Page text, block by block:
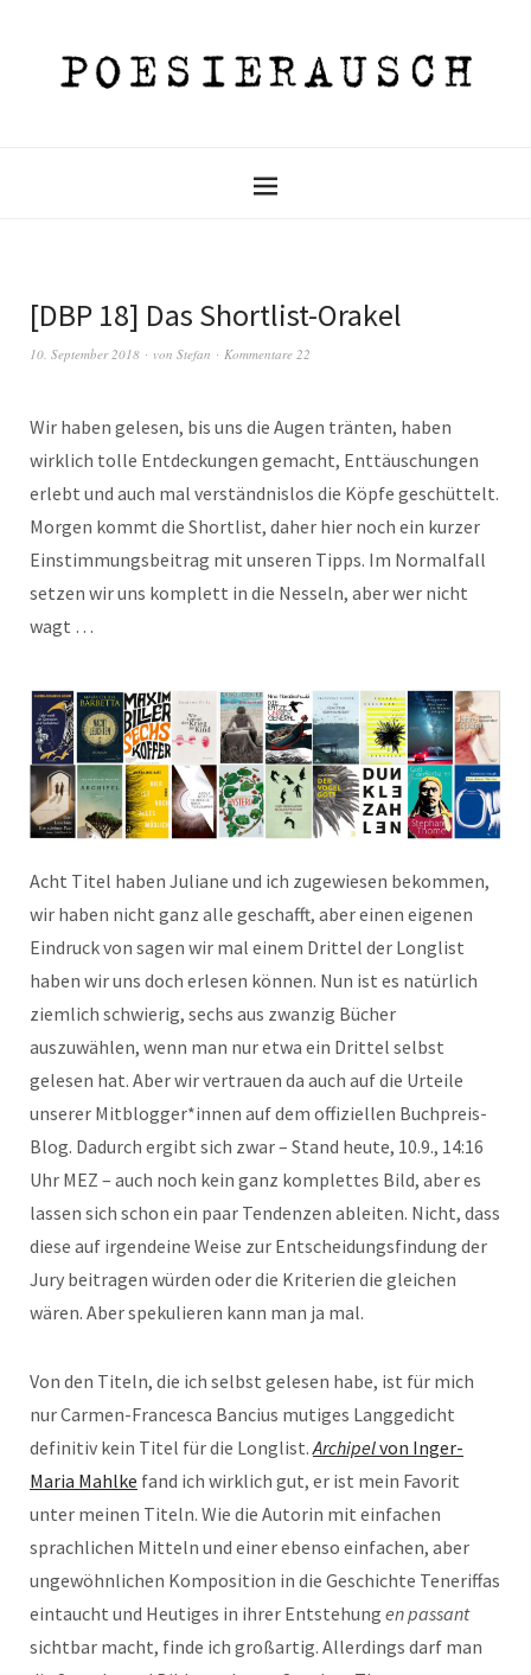
[DBP 18] Das Shortlist-Orakel
10. September 2018 von Stefan Kommentare 22
Wir haben gelesen, bis uns die Augen tränten, haben
wirklich tolle Entdeckungen gemacht, Enttäuschungen
erlebt und auch mal verständnislos die Köpfe geschüttelt.
Morgen kommt die Shortlist, daher hier noch ein kurzer
Einstimmungsbeitrag mit unseren Tipps. Im Normalfall
setzen wir uns komplett in die Nesseln, aber wer nicht
wagt …
Acht Titel haben Juliane und ich zugewiesen bekommen,
wir haben nicht ganz alle geschafft, aber einen eigenen
Eindruck von sagen wir mal einem Drittel der Longlist
haben wir uns doch erlesen können. Nun ist es natürlich
ziemlich schwierig, sechs aus zwanzig Bücher
auszuwählen, wenn man nur etwa ein Drittel selbst
gelesen hat. Aber wir vertrauen da auch auf die Urteile
unserer Mitblogger*innen auf dem offiziellen Buchpreis-
Blog. Dadurch ergibt sich zwar – Stand heute, 10.9., 14:16
Uhr MEZ – auch noch kein ganz komplettes Bild, aber es
lassen sich schon ein paar Tendenzen ableiten. Nicht, dass
diese auf irgendeine Weise zur Entscheidungsfindung der
Jury beitragen würden oder die Kriterien die gleichen
wären. Aber spekulieren kann man ja mal.
Von den Titeln, die ich selbst gelesen habe, ist für mich
nur Carmen-Francesca Bancius mutiges Langgedicht
definitiv kein Titel für die Longlist.Archipelvon Inger-
Maria Mahlke fand ich wirklich gut, er ist mein Favorit
unter meinen Titeln. Wie die Autorin mit einfachen
sprachlichen Mitteln und einer ebenso einfachen, aber
ungewöhnlichen Komposition in die Geschichte Teneriffas
eintaucht und Heutiges in ihrer Entstehung en passant
sichtbar macht, finde ich großartig. Allerdings darf man